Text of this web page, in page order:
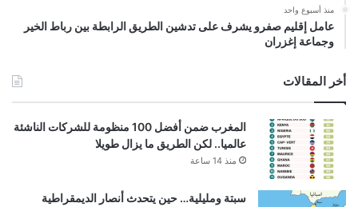
منذ أسبوع واحد
عامل إقليم صفرو يشرف على تدشين الطريق الرابطة بين رباط الخير
وجماعة إغزران
أخر المقالات
المغرب ضمن أفضل 100 منظومة للشركات الناشئة
عالميا.. لكن الطريق ما يزال طويلا
منذ 14 ساعة
سبتة ومليلية… حين يتحدث أنصار الديمقراطية